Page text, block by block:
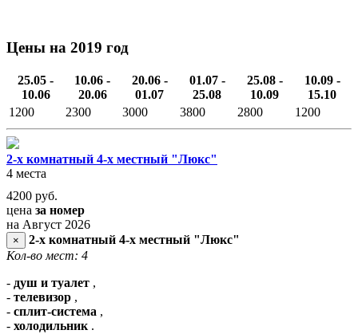
Цены на 2019 год
25.05 -
10.06
10.06 -
20.06
20.06 -
01.07
01.07 -
25.08
25.08 -
10.09
10.09 -
15.10
1200
2300 3000 3800 2800 1200
2-х комнатный 4-х местный "Люкс"
4 места
4200 руб.
цена за номер
на Август 2026
×
2-х комнатный 4-х местный "Люкс"
Кол-во мест: 4
- душ и туалет ,
- телевизор ,
- сплит-система ,
- холодильник .